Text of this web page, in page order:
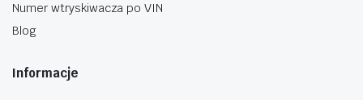
Numer wtryskiwacza po VIN
Blog
Informacje